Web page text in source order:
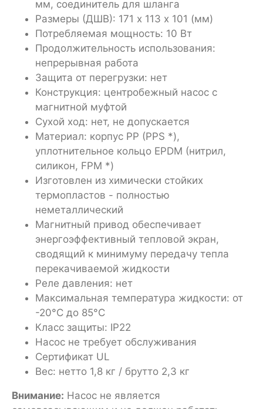
мм, соединитель для шланга
Размеры (ДШВ): 171 х 113 х 101 (мм)
Потребляемая мощность: 10 Вт
Продолжительность использования:
непрерывная работа
Защита от перегрузки: нет
Конструкция: центробежный насос с
магнитной муфтой
Сухой ход: нет, не допускается
Материал: корпус PP (PPS *),
уплотнительное кольцо EPDM (нитрил,
силикон, FPM *)
Изготовлен из химически стойких
термопластов - полностью
неметаллический
Магнитный привод обеспечивает
энергоэффективный тепловой экран,
сводящий к минимуму передачу тепла
перекачиваемой жидкости
Реле давления: нет
Максимальная температура жидкости: от
-20°C до 85°C
Класс защиты: IP22
Насос не требует обслуживания
Сертификат UL
Вес: нетто 1,8 кг / брутто 2,3 кг
Внимание: Насос не является